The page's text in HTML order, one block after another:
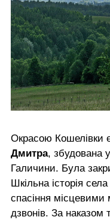
Окрасою Кошелівки
Дмитра, збудована
Галичини. Була
Шкільна історія
спасіння
дзвонів. За наказом